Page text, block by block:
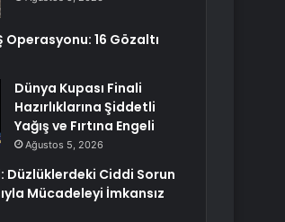
Operasyonu: 16 Gözaltı
Dünya Kupası Finali
Hazırlıklarına Şiddetli
Yağış ve Fırtına Engeli
Ağustos 5, 2026
Düzlüklerdeki Ciddi Sorun
Mücadeleyi İmkansız